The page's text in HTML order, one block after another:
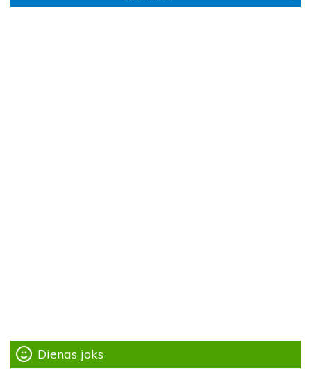
Dienas joks